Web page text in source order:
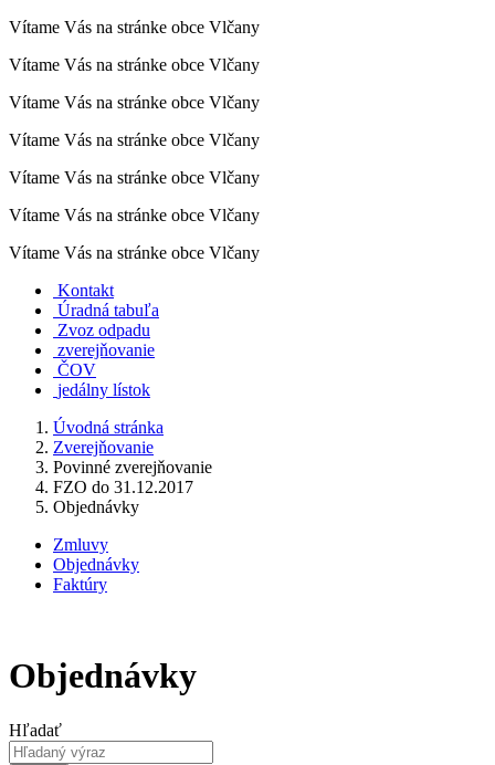
Vítame Vás na stránke obce Vlčany
Vítame Vás na stránke obce Vlčany
Vítame Vás na stránke obce Vlčany
Vítame Vás na stránke obce Vlčany
Vítame Vás na stránke obce Vlčany
Vítame Vás na stránke obce Vlčany
Vítame Vás na stránke obce Vlčany
Kontakt
Úradná tabuľa
Zvoz odpadu
zverejňovanie
ČOV
jedálny lístok
Úvodná stránka
Zverejňovanie
Povinné zverejňovanie
FZO do 31.12.2017
Objednávky
Zmluvy
Objednávky
Faktúry
Objednávky
Hľadať